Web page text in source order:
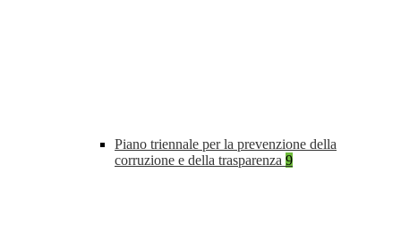
Piano triennale per la prevenzione della
corruzione e della trasparenza 9